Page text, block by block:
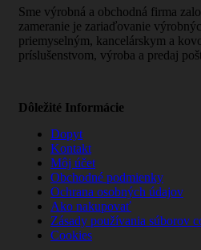
Sme výrobná a obchodná firma
zameranie je zariaďovanie
priemyselným, kancelárskym a
príslušenstvom, výroba a predaj
Dôležité Informácie
Dopyt
Kontakt
Môj účet
Obchodné podmienky
Ochrana osobných údajov
Ako nakupovať
Zásady používania súborov
Cookies